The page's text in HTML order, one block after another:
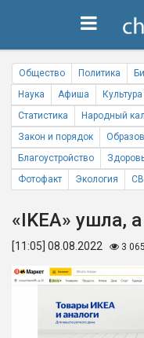
Общество Политика
Наука
Афиша Культура
Статистика
Народный
Закон и порядок
Благоустройство
Фотофакт
Экология
«IKEA» ушла,
[11:05] 08.08.2022 3 065